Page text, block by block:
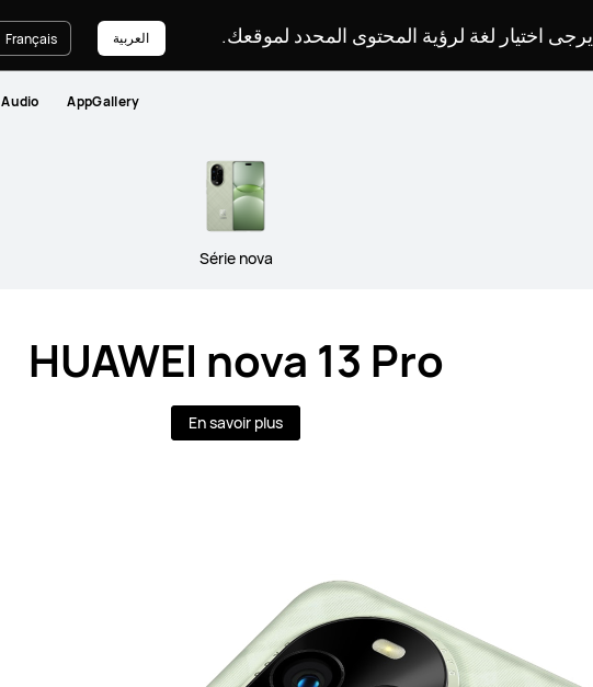
يرجى اختيار لغة لرؤية المحتوى المحدد لموقعك. Français العربية
Audio AppGallery
Série nova
HUAWEI nova 13 Pro
En savoir plus